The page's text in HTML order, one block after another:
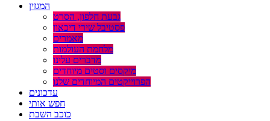
המגזין
גבעת חלפון, הסרט
פסטיבל שירי דיכאון
מאמרים
מלחמת העולמות
מדברים עלינו
מיקסים וסטים מיוחדים
הפרוייקטים המיוחדים שלנו
עדכונים
חפש אותי
כוכב השבת